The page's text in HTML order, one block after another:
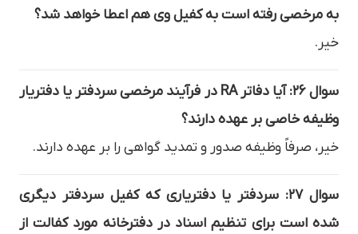
به مرخصی رفته است به کفیل وی هم اعطا خواهد شد؟
خیر.
سوال ۲۶: آیا دفاتر RA در فرآیند مرخصی سردفتر یا دفتریار
وظیفه خاصی بر عهده دارند؟
خیر، صرفاً وظیفه صدور و تمدید گواهی را بر عهده دارند.
سوال ۲۷: سردفتر یا دفتریاری که کفیل سردفتر دیگری
شده است برای تنظیم اسناد در دفترخانه مورد کفالت از